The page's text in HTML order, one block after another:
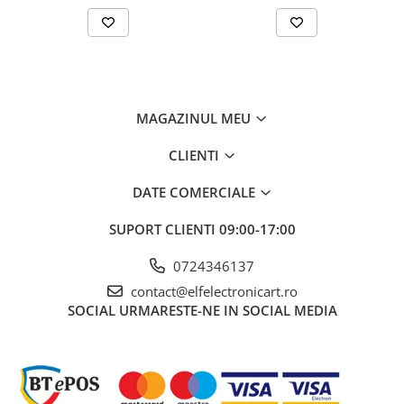
Interval de măsurare a tensiunii DC
Interval de măsurare a capacității
Precizia măsurării frecvenței
Precizia măsurării tensiunii DC
Precizia măsurării tensiunii AC
Interval de măsurare a temperaturii
MAGAZINUL MEU
CLIENTI
DATE COMERCIALE
SUPORT CLIENTI 09:00-17:00
0724346137
contact@elfelectronicart.ro
SOCIAL URMARESTE-NE IN SOCIAL MEDIA